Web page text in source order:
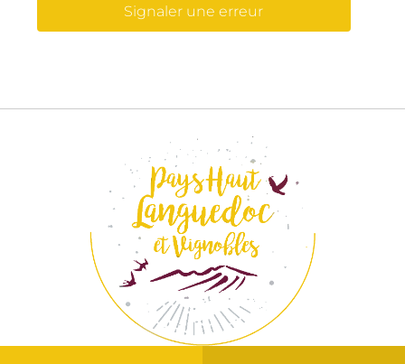
Signaler une erreur